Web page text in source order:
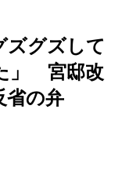
ズグズして
」 宮邸改
省の弁